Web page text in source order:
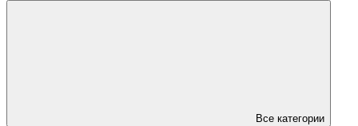
Все категории